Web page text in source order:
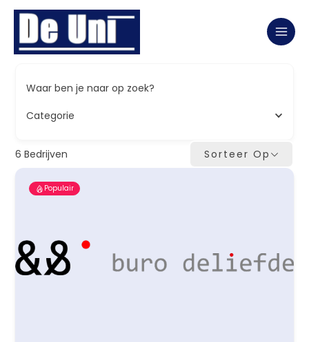
inhoud
Waar ben je naar op zoek?
Categorie
6 Bedrijven Sorteer Op
Populair